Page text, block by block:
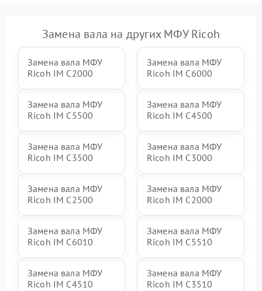
Замена вала на других МФУ Ricoh
Замена вала МФУ
Ricoh IM C2000
Замена вала МФУ
Ricoh IM C6000
Замена вала МФУ
Ricoh IM C5500
Замена вала МФУ
Ricoh IM C4500
Замена вала МФУ
Ricoh IM C3500
Замена вала МФУ
Ricoh IM C3000
Замена вала МФУ
Ricoh IM C2500
Замена вала МФУ
Ricoh IM C2000
Замена вала МФУ
Ricoh IM C6010
Замена вала МФУ
Ricoh IM C5510
Замена вала МФУ
Ricoh IM C4510
Замена вала МФУ
Ricoh IM C3510